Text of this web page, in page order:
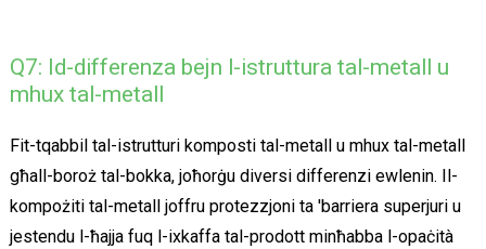
Q7: Id-differenza bejn l-istruttura tal-metall u
mhux tal-metall
Fit-tqabbil tal-istrutturi komposti tal-metall u mhux tal-metall
għall-boroż tal-bokka, joħorġu diversi differenzi ewlenin. Il-
kompożiti tal-metall joffru protezzjoni ta 'barriera superjuri u
jestendu l-ħajja fuq l-ixkaffa tal-prodott minħabba l-opaċità